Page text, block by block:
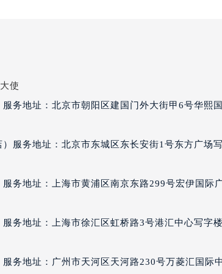
号王府井东方广场W3座6层602室万宝龙售后服务
区幸福路甲3号王府井百货名表维修万宝龙售后
区哈达街万宝龙售后服务中心（需提前预约）
东胜区伊金霍洛街万宝龙售后服务中心（需提前
沁区明仁大街万宝龙售后服务中心（需提前预约
街万宝龙售后服务中心（需提前预约）
使
服务地址：北京市朝阳区建国门外大街甲6号华熙
）服务地址：北京市东城区东长安街1号东方广场
服务地址：上海市黄浦区南京东路299号宏伊国际
服务地址：上海市徐汇区虹桥路3号港汇中心写字
服务地址：广州市天河区天河路230号万菱汇国际